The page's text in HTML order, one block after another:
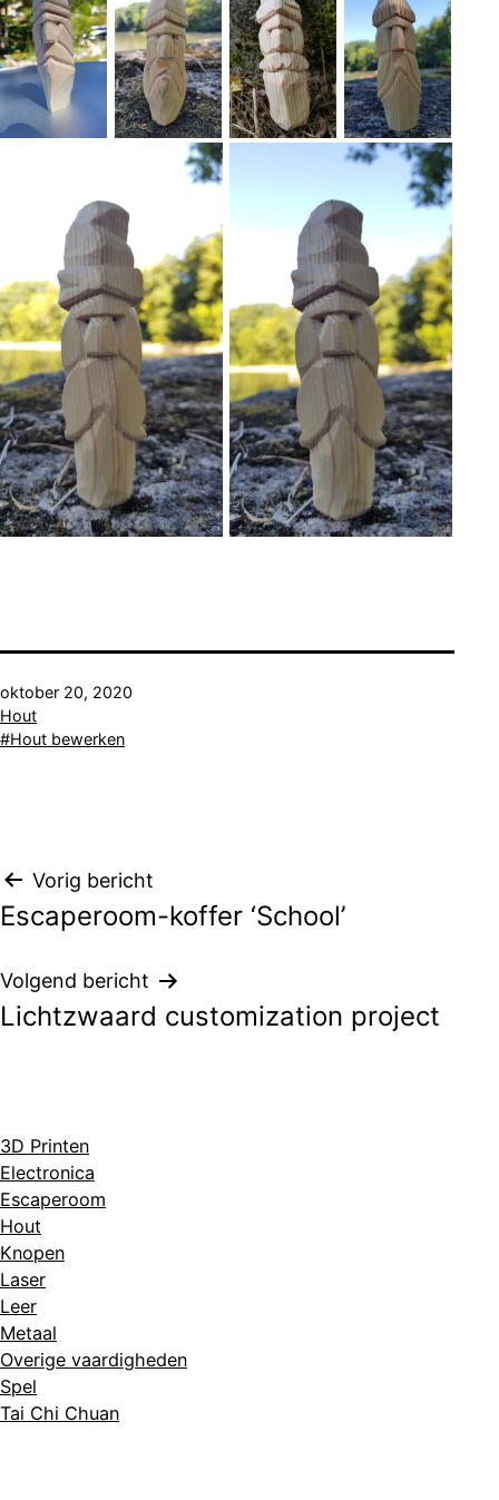
Gepubliceerd
op
oktober 20, 2020
Gecategoriseerd
als
Hout
Getagged
Hout bewerken
Bericht
navigatie
Vorig bericht
Escaperoom-koffer ‘School’
Volgend bericht
Lichtzwaard customization project
3D Printen
Electronica
Escaperoom
Hout
Knopen
Laser
Leer
Metaal
Overige vaardigheden
Spel
Tai Chi Chuan